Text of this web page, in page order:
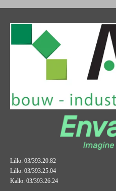
Lillo: 03/393.20.82
Lillo: 03/393.25.04
Kallo: 03/393.26.24